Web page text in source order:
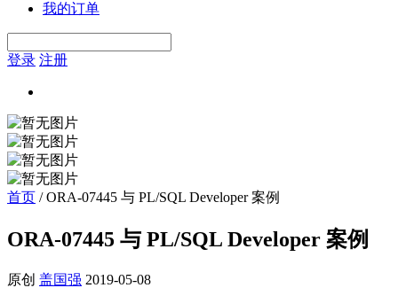
我的订单
登录 注册
首页 /ORA-07445 与 PL/SQL Developer 案例
ORA-07445 与 PL/SQL Developer 案例
原创 盖国强 2019-05-08